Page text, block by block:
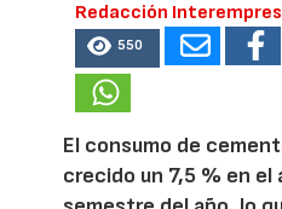
Redacción
550
El consumo de
crecido un 7,5 % en el